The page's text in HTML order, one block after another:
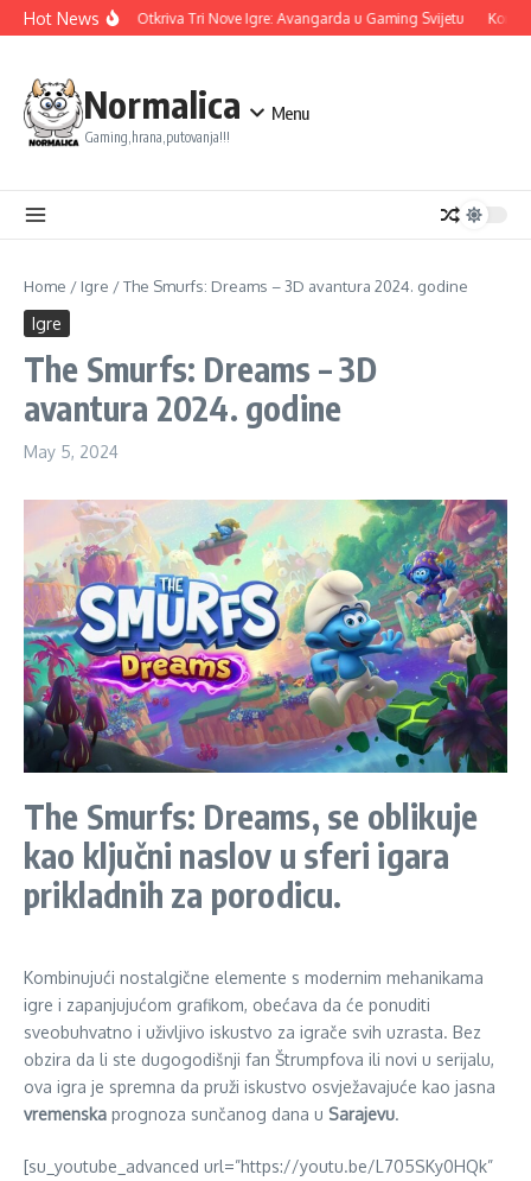
Skip to content
Hot NewsUbisoft Otkriva Tri Nove Igre: Avangarda u Gaming Svijetu
Normalica
Gaming,hrana,putovanja!!!
Menu
Home / Igre /The Smurfs: Dreams – 3D avantura 2024. godine
Igre
The Smurfs: Dreams – 3D
avantura 2024. godine
May 5, 2024
The Smurfs: Dreams, se oblikuje
kao ključni naslov u sferi igara
prikladnih za porodicu.
Kombinujući nostalgične elemente s modernim mehanikama
igre i zapanjujućom grafikom, obećava da će ponuditi
sveobuhvatno i uživljivo iskustvo za igrače svih uzrasta. Bez
obzira da li ste dugogodišnji fan Štrumpfova ili novi u serijalu,
ova igra je spremna da pruži iskustvo osvježavajuće kao jasna
vremenska prognoza sunčanog dana u Sarajevu.
[su_youtube_advanced url=”https://youtu.be/L705SKy0HQk”